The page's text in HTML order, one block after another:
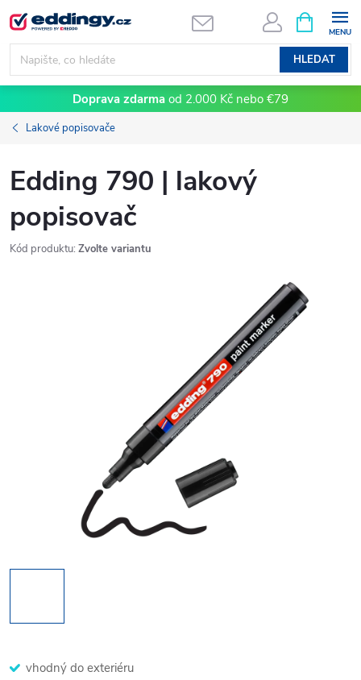
Přejít
na
obsah
HLEDAT
NÁKUPNÍ
KOŠÍK
Doprava zdarma od 2.000 Kč nebo €79
Lakové popisovače
Edding 790 | lakový
popisovač
Kód produktu: Zvolte variantu
vhodný do exteriéru